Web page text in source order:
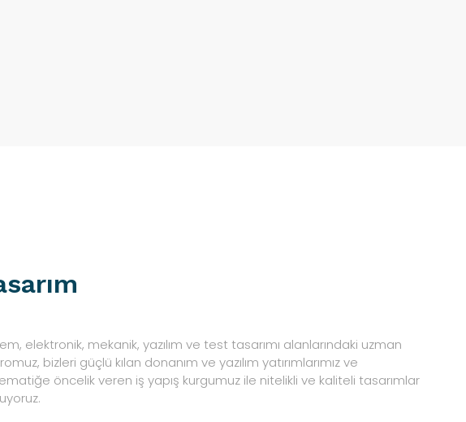
elektronik, mekanik, yazılım ve test tasarımı alanlarındaki uzman
bizleri güçlü kılan donanım ve yazılım yatırımlarımız ve
öncelik veren iş yapış kurgumuz ile nitelikli ve kaliteli tasarımlar